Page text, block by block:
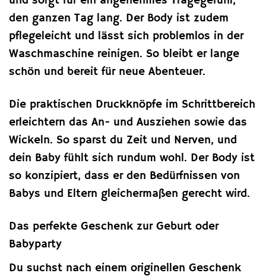
den ganzen Tag lang. Der Body ist zudem
pflegeleicht und lässt sich problemlos in der
Waschmaschine reinigen. So bleibt er lange
schön und bereit für neue Abenteuer.
Die praktischen Druckknöpfe im Schrittbereich
erleichtern das An- und Ausziehen sowie das
Wickeln. So sparst du Zeit und Nerven, und
dein Baby fühlt sich rundum wohl. Der Body ist
so konzipiert, dass er den Bedürfnissen von
Babys und Eltern gleichermaßen gerecht wird.
Das perfekte Geschenk zur Geburt oder
Babyparty
Du suchst nach einem originellen Geschenk